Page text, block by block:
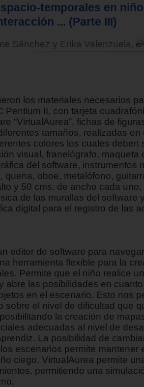
temporales en
... (Parte III)
Sánchez y Erika Valenzuela,
los materiales necesarios
Pentium II, con tarjeta
“VirtualAurea”, fichas de
tamaños, realizadas en
colores los cuales deben
visual, franelógrafo, maqueta
del software, instrumentos
quena, oboe, metalófono,
y 50 cms. de ancho cada uno,
de las murallas del software
digital para el registro de las
editor de software para
herramienta flexible para la
Permite que el niño realice
abre las posibilidades en
en el escenario. Esto nos
sobre el nivel de dificultad que
la creación de
adecuadas al nivel de
La posibilidad de
escenarios permite mantener
ciego. VirtualAurea permite
permitiendo una